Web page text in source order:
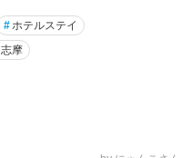
# ホテルステイ
志摩